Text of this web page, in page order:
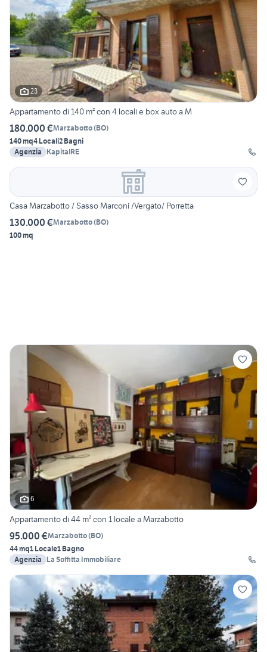
23
Appartamento di 140 m² con 4 locali e box auto a M
180.000 €Marzabotto(BO)
140 mq4 Locali2 Bagni
Agenzia
KapitalRE
Casa Marzabotto / Sasso Marconi /Vergato/ Porretta
130.000 €Marzabotto(BO)
100 mq
6
Appartamento di 44 m² con 1 locale a Marzabotto
95.000 €Marzabotto(BO)
44 mq1 Locale1 Bagno
Agenzia
La Soffitta Immobiliare